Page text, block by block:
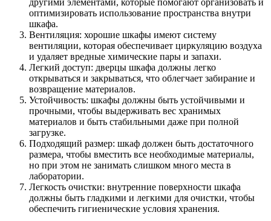
другими элементами, которые помогают организовать и
оптимизировать использование пространства внутри
шкафа.
Вентиляция: хорошие шкафы имеют систему
вентиляции, которая обеспечивает циркуляцию воздуха
и удаляет вредные химические пары и запахи.
Легкий доступ: дверцы шкафа должны легко
открываться и закрываться, что облегчает забирание и
возвращение материалов.
Устойчивость: шкафы должны быть устойчивыми и
прочными, чтобы выдерживать вес хранимых
материалов и быть стабильными даже при полной
загрузке.
Подходящий размер: шкаф должен быть достаточного
размера, чтобы вместить все необходимые материалы,
но при этом не занимать слишком много места в
лаборатории.
Легкость очистки: внутренние поверхности шкафа
должны быть гладкими и легкими для очистки, чтобы
обеспечить гигиенические условия хранения.